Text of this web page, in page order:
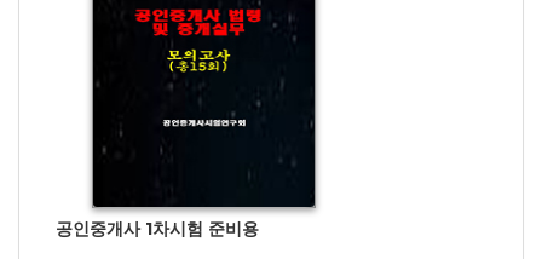
공인중개사 1차시험 준비용